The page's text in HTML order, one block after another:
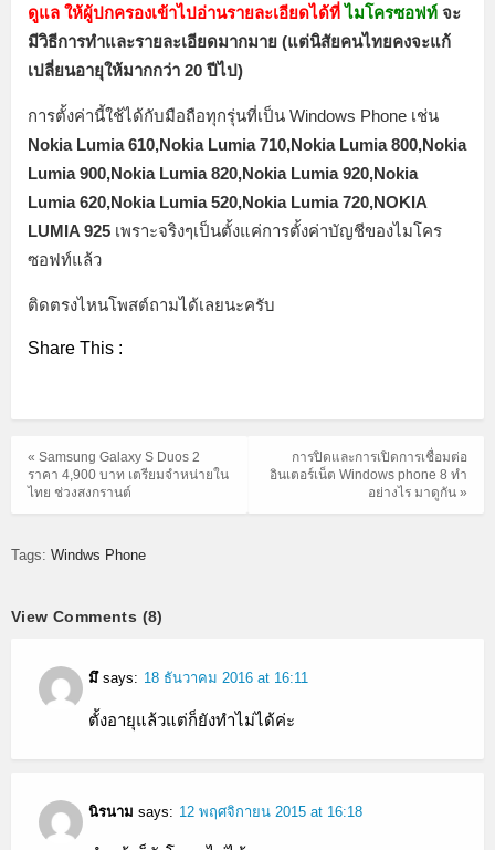
ดูแล ให้ผู้ปกครองเข้าไปอ่านรายละเอียดได้ที่ไมโครซอฟท์ จะ
มีวิธีการทำและรายละเอียดมากมาย (แต่นิสัยคนไทยคงจะแก้
เปลี่ยนอายุให้มากกว่า 20 ปีไป)
การตั้งค่านี้ใช้ได้กับมือถือทุกรุ่นที่เป็น Windows Phone เช่น
Nokia Lumia 610,Nokia Lumia 710,Nokia Lumia 800,Nokia
Lumia 900,Nokia Lumia 820,Nokia Lumia 920,Nokia
Lumia 620,Nokia Lumia 520,Nokia Lumia 720,NOKIA
LUMIA 925 เพราะจริงๆเป็นตั้งแค่การตั้งค่าบัญชีของไมโคร
ซอฟท์แล้ว
ติดตรงไหนโพสต์ถามได้เลยนะครับ
Share This :
การปิดและการเปิดการเชื่อมต่อ
อินเตอร์เน็ต Windows phone 8 ทำ
อย่างไร มาดูกัน »
« Samsung Galaxy S Duos 2
ราคา 4,900 บาท เตรียมจำหน่ายใน
ไทย ช่วงสงกรานต์
Tags: Windws Phone
View Comments (8)
มึ says: 18 ธันวาคม 2016 at 16:11
ตั้งอายุแล้วแต่ก็ยังทำไม่ได้ค่ะ
นิรนาม says: 12 พฤศจิกายน 2015 at 16:18